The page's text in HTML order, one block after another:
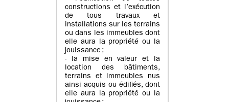
constructions et l’exécution
de tous travaux et
installations sur les terrains
ou dans les immeubles dont
elle aura la propriété ou la
jouissance ;
- la mise en valeur et la
location des bâtiments,
terrains et immeubles nus
ainsi acquis ou édifiés, dont
elle aura la propriété ou la